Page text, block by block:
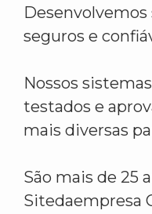
seguros e
Nossos
testados e
mais diversas
São mais de 25
Sitedaempresa